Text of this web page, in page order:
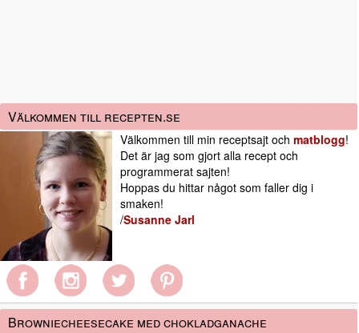
Välkommen till recepten.se
Välkommen till min receptsajt och matblogg!
Det är jag som gjort alla recept och
programmerat sajten!
Hoppas du hittar något som faller dig i
smaken!
/Susanne Jarl
Browniecheesecake med chokladganache